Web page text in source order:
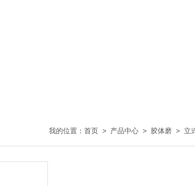
我的位置： 首页 > 产品中心 > 胶体磨 > 立